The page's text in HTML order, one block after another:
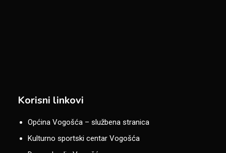
Korisni linkovi
Općina Vogošća – službena stranica
Kulturno sportski centar Vogošća